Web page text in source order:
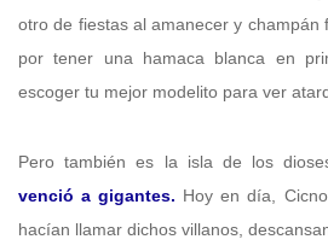
otro de fiestas al amanecer y champán
por tener una hamaca blanca en
escoger tu mejor modelito para ver
Pero también es la isla de los
venció a gigantes. Hoy en día,
hacían llamar dichos villanos,